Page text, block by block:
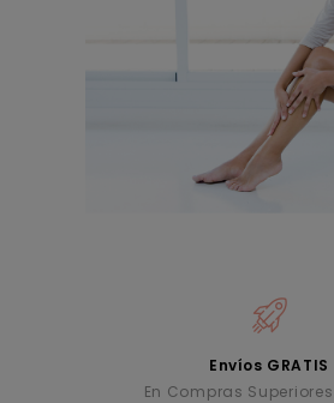
Envíos GRATIS
En Compras